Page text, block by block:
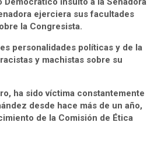
ejerciera sus facultades
la Congresista.
personalidades políticas y de la
y machistas sobre su
ha sido víctima constantemente
desde hace más de un año,
de la Comisión de Ética